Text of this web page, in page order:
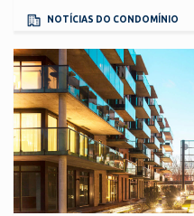
NOTÍCIAS DO CONDOMÍNIO